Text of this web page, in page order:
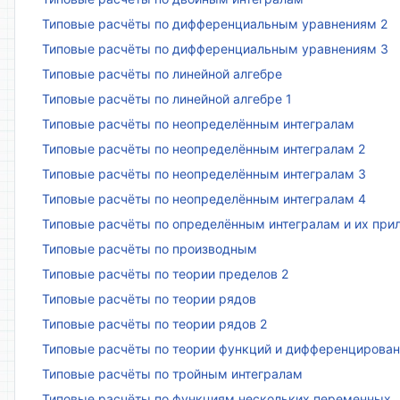
Типовые расчёты по дифференциальным уравнениям 2
Типовые расчёты по дифференциальным уравнениям 3
Типовые расчёты по линейной алгебре
Типовые расчёты по линейной алгебре 1
Типовые расчёты по неопределённым интегралам
Типовые расчёты по неопределённым интегралам 2
Типовые расчёты по неопределённым интегралам 3
Типовые расчёты по неопределённым интегралам 4
Типовые расчёты по определённым интегралам и их
Типовые расчёты по производным
Типовые расчёты по теории пределов 2
Типовые расчёты по теории рядов
Типовые расчёты по теории рядов 2
Типовые расчёты по теории функций и
Типовые расчёты по тройным интегралам